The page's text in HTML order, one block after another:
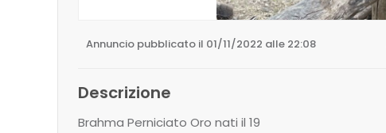
Annuncio pubblicato il 01/11/2022 alle 22:08
Descrizione
Brahma Perniciato Oro nati il 19